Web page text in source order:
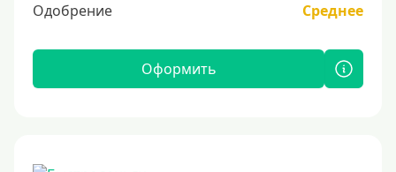
Одобрение
Среднее
Оформить